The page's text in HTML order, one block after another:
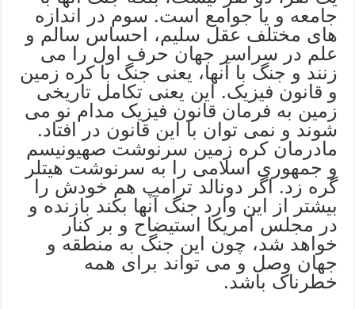
جامعه و یا جوامع است. سوم در اندازه
های مختلف عقل سلیم، احساس سالم و
علم در سراسر جهان حرف اول را می
زنند و جنگ با آنها، یعنی جنگ با کره زمین
و قانون فیزیک. این یعنی تکامل تاريخی
زمین به فرمان قانون فیزیک مدام نو می
شوند و نمی توان با این قانون در افتاد.
مادرمان کره زمین سرنوشت صهیونیسم
و جمهوری اسلامی را به سرنوشت هیتلر
گره زد. اگر دونالد ترامپ هم خودش را
بیشتر از این وارد جنگ آنها بکند بازنده و
در مجلس آمریکا استیضاح و بر کنار
خواهد شد، چون این جنگ به منطقه و
جهان وصل و می تواند برای همه
خطرناک باشد.